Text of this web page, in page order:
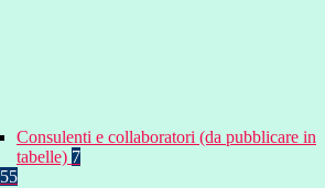
Consulenti e collaboratori (da pubblicare in
tabelle) 7
55